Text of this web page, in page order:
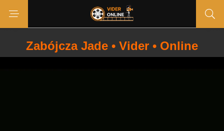
Zabójcza Jade • Vider • Online